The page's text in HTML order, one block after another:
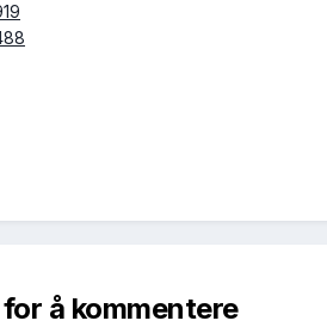
å kommentere